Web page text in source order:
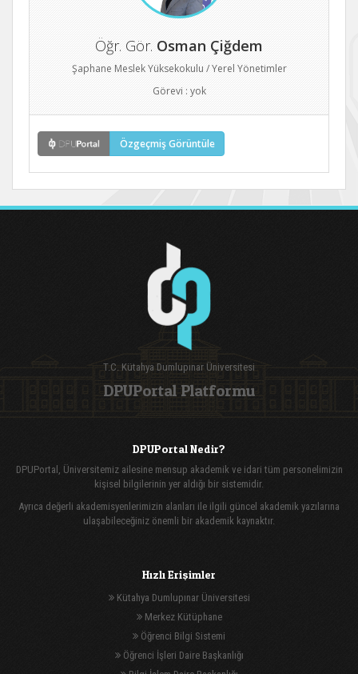
Öğr. Gör. Osman Çiğdem
Şaphane Meslek Yüksekokulu / Yerel Yönetimler
Görevi : yok
Özgeçmiş Görüntüle
T.C. Kütahya Dumlupınar Üniversitesi
DPUPortal Platformu
DPUPortal Nedir?
DPUPortal, Üniversitemiz ailesine mensup akademik ve idari tüm personelimizin
kişisel bilgilerinin yer aldığı bir sistemidir.
Ayrıca değerli akademisyenlerimizin alanları ile ilgili güncel akademik yazılarına
ulaşabileceğiniz önemli bir akademik kaynaktır.
Hızlı Erişimler
Kütahya Dumlupınar Üniversitesi
Merkez Kütüphane
Öğrenci Bilgi Sistemi
Öğrenci İşleri Daire Başkanlığı